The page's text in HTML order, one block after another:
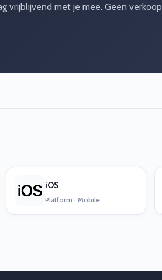
vrijblijvend met je mee. Geen
iOS
Platform · Mobile